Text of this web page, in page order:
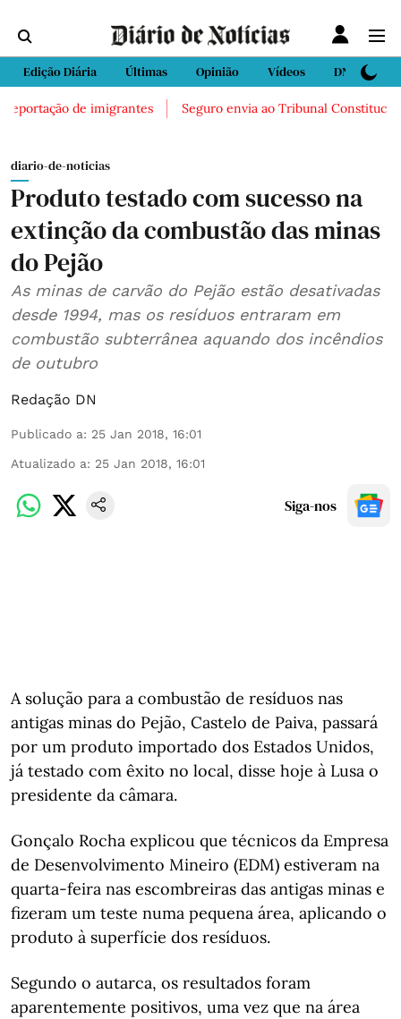
Edição Diária Últimas Opinião Vídeos DN Sport
de imigrantes Seguro envia ao Tribunal
diario-de-noticias
Produto testado com sucesso na
extinção da combustão das minas
do Pejão
As minas de carvão do Pejão estão desativadas
desde 1994, mas os resíduos entraram em
combustão subterrânea aquando dos incêndios
de outubro
Redação DN
Publicado a: 25 Jan 2018, 16:01
Atualizado a: 25 Jan 2018, 16:01
Siga-nos
A solução para a combustão de resíduos nas
antigas minas do Pejão, Castelo de Paiva, passará
por um produto importado dos Estados Unidos,
já testado com êxito no local, disse hoje à Lusa o
presidente da câmara.
Gonçalo Rocha explicou que técnicos da Empresa
de Desenvolvimento Mineiro (EDM) estiveram na
quarta-feira nas escombreiras das antigas minas e
fizeram um teste numa pequena área, aplicando o
produto à superfície dos resíduos.
Segundo o autarca, os resultados foram
aparentemente positivos, uma vez que na área